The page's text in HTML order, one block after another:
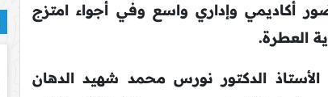
أكاديمي وإداري واسع وفي أجواء امتزج
العطرة.
الدكتور نورس محمد شهيد الدهان